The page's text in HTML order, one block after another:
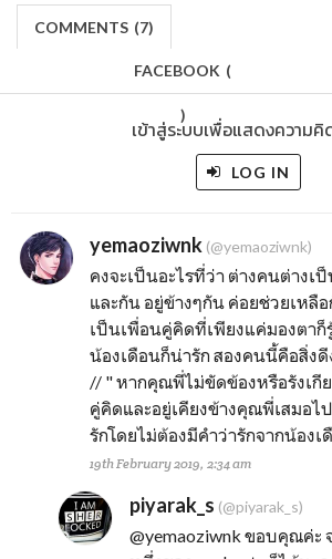
COMMENTS (7)
FACEBOOK (
)
เข้าสู่ระบบเพื่อแสดงความคิ
LOG IN
yemaoziwnk (@yemaoziwnk)
คงจะเป็นอะไรที่ว่า ต่างคนต่างเ
และกัน อยู่ข้างๆกัน ค่อยช่วยเหลื
เป็นเพื่อนคู่คิดที่เพียงแค่มองตาก็
น้องเดือนก็น่ารัก สองคนนี้คือสิ่ง
// " หากคุณพี่ไม่ขัดข้องหรือรังเกี
คู่คิดและอยู่เคียงข้างคุณพี่เสมอไ
รักโดยไม่ต้องมีคำว่ารักจากน้อง
19th February 2019, 2:34 am
piyarak_s (@piyarak_s)
@yemaoziwnk ขอบคุณค่ะ